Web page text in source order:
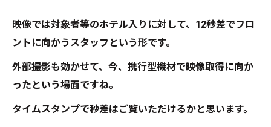
映像では対象者等のホテル入りに対して、12秒差でフロ
ントに向かうスタッフという形です。
外部撮影も効かせて、今、携行型機材で映像取得に向か
ったという場面ですね。
タイムスタンプで秒差はご覧いただけるかと思います。